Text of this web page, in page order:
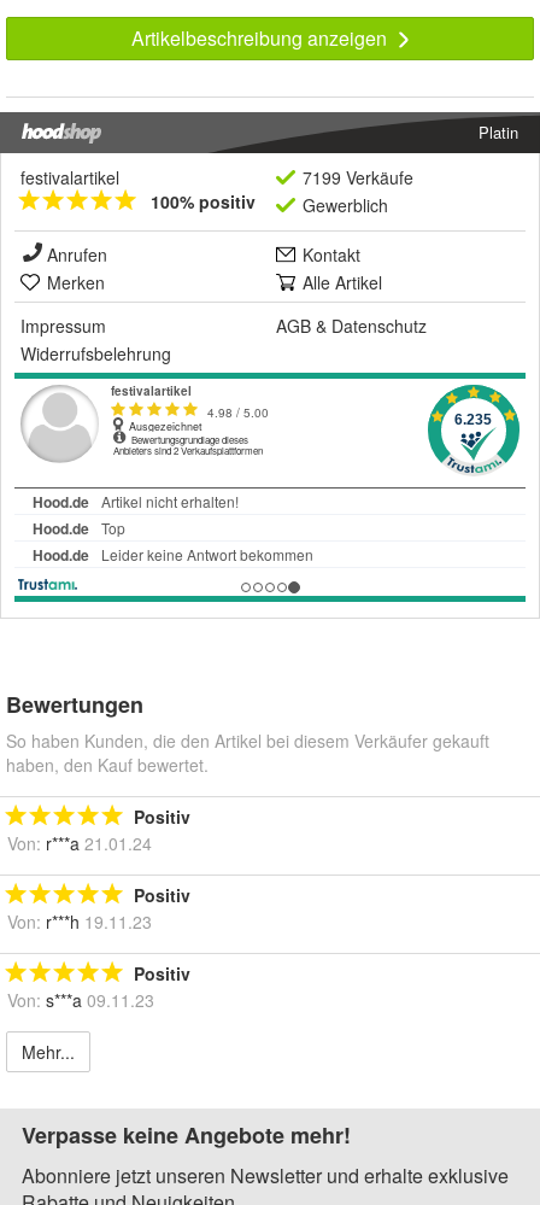
Artikelbeschreibung anzeigen
Platin
festivalartikel
100% positiv
7199 Verkäufe
Gewerblich
Anrufen
Kontakt
Merken
Alle Artikel
Impressum
AGB & Datenschutz
Widerrufsbelehrung
Bewertungen
So haben Kunden, die den Artikel bei diesem Verkäufer gekauft
haben, den Kauf bewertet.
Positiv
Von: r***a 21.01.24
Positiv
Von: r***h 19.11.23
Positiv
Von: s***a 09.11.23
Mehr...
Verpasse keine Angebote mehr!
Abonniere jetzt unseren Newsletter und erhalte exklusive